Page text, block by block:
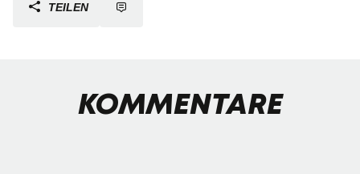
TEILEN
KOMMENTARE